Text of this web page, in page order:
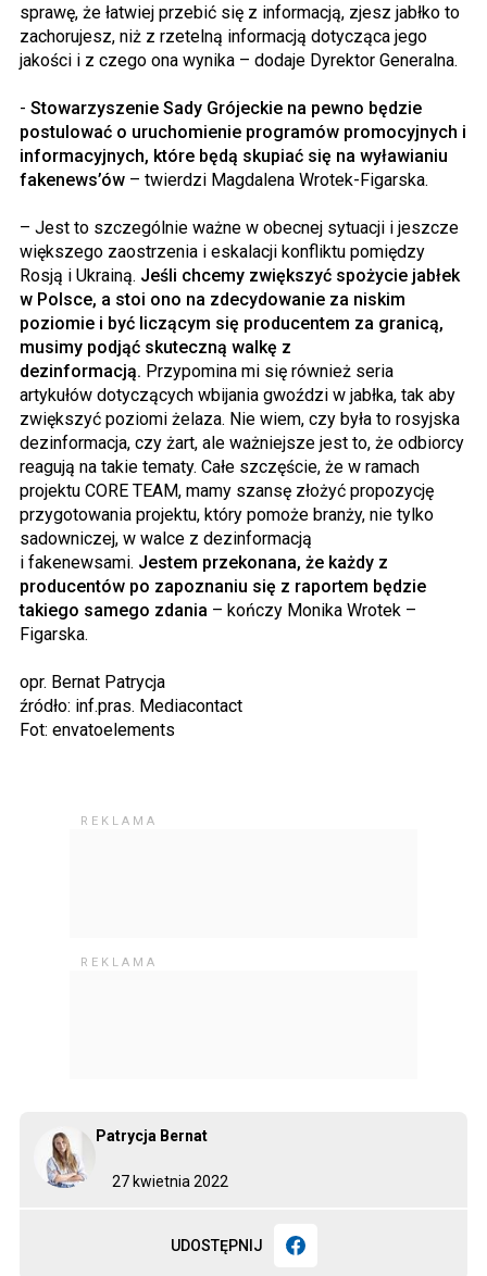
27 kwietnia 2022
Patrycja Bernat
UDOSTĘPNIJ
sprawę, że łatwiej przebić się z informacją, zjesz jabłko to
zachorujesz, niż z rzetelną informacją dotycząca jego
jakości i z czego ona wynika – dodaje Dyrektor Generalna.
- Stowarzyszenie Sady Grójeckie na pewno będzie
postulować o uruchomienie programów promocyjnych i
informacyjnych, które będą skupiać się na wyławianiu
fakenews’ów – twierdzi Magdalena Wrotek-Figarska.
– Jest to szczególnie ważne w obecnej sytuacji i jeszcze
większego zaostrzenia i eskalacji konfliktu pomiędzy
Rosją i Ukrainą. Jeśli chcemy zwiększyć spożycie jabłek
w Polsce, a stoi ono na zdecydowanie za niskim
poziomie i być liczącym się producentem za granicą,
musimy podjąć skuteczną walkę z
dezinformacją. Przypomina mi się również seria
artykułów dotyczących wbijania gwoździ w jabłka, tak aby
zwiększyć poziomi żelaza. Nie wiem, czy była to rosyjska
dezinformacja, czy żart, ale ważniejsze jest to, że odbiorcy
reagują na takie tematy. Całe szczęście, że w ramach
projektu CORE TEAM, mamy szansę złożyć propozycję
przygotowania projektu, który pomoże branży, nie tylko
sadowniczej, w walce z dezinformacją
i fakenewsami. Jestem przekonana, że każdy z
producentów po zapoznaniu się z raportem będzie
takiego samego zdania – kończy Monika Wrotek –
Figarska.
opr. Bernat Patrycja
źródło: inf.pras. Mediacontact
Fot: envatoelements